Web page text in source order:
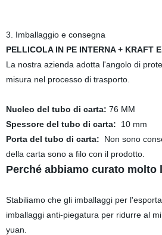
3. Imballaggio e
PELLICOLA IN PE INTERNA + KRAFT
La nostra azienda adotta l'angolo di
misura nel processo di trasporto.
Nucleo del tubo di carta: 76 MM
Spessore del tubo di carta:
10 mm
Porta del tubo di carta:
Non sono
della carta sono a filo con il prodotto.
Perché abbiamo curato molto
Stabiliamo che gli imballaggi per
imballaggi anti-piegatura per ridurre al
yuan.